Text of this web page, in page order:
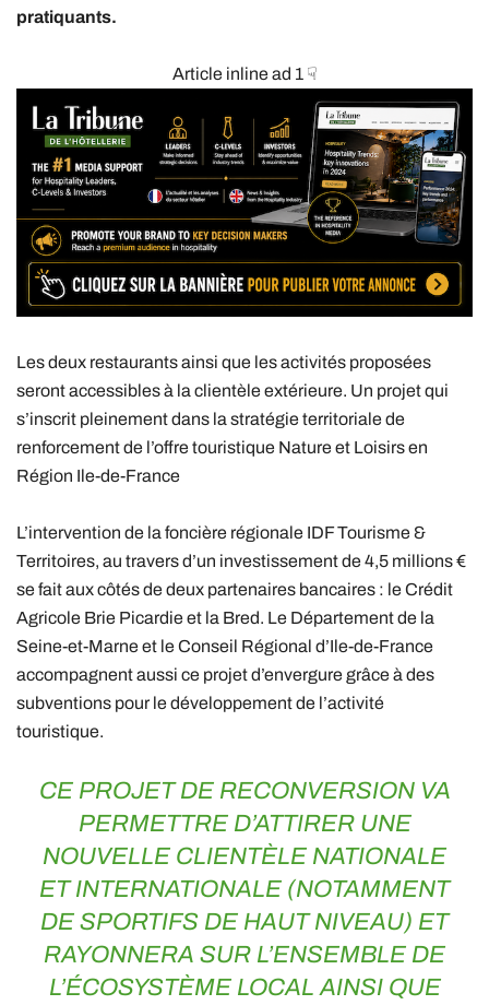
pratiquants.
Article inline ad 1 ☟
Les deux restaurants ainsi que les activités proposées
seront accessibles à la clientèle extérieure. Un projet qui
s’inscrit pleinement dans la stratégie territoriale de
renforcement de l’offre touristique Nature et Loisirs en
Région Ile-de-France
L’intervention de la foncière régionale IDF Tourisme &
Territoires, au travers d’un investissement de 4,5 millions €
se fait aux côtés de deux partenaires bancaires : le Crédit
Agricole Brie Picardie et la Bred. Le Département de la
Seine-et-Marne et le Conseil Régional d’Ile-de-France
accompagnent aussi ce projet d’envergure grâce à des
subventions pour le développement de l’activité
touristique.
CE PROJET DE RECONVERSION VA
PERMETTRE D’ATTIRER UNE
NOUVELLE CLIENTÈLE NATIONALE
ET INTERNATIONALE (NOTAMMENT
DE SPORTIFS DE HAUT NIVEAU) ET
RAYONNERA SUR L’ENSEMBLE DE
L’ÉCOSYSTÈME LOCAL AINSI QUE